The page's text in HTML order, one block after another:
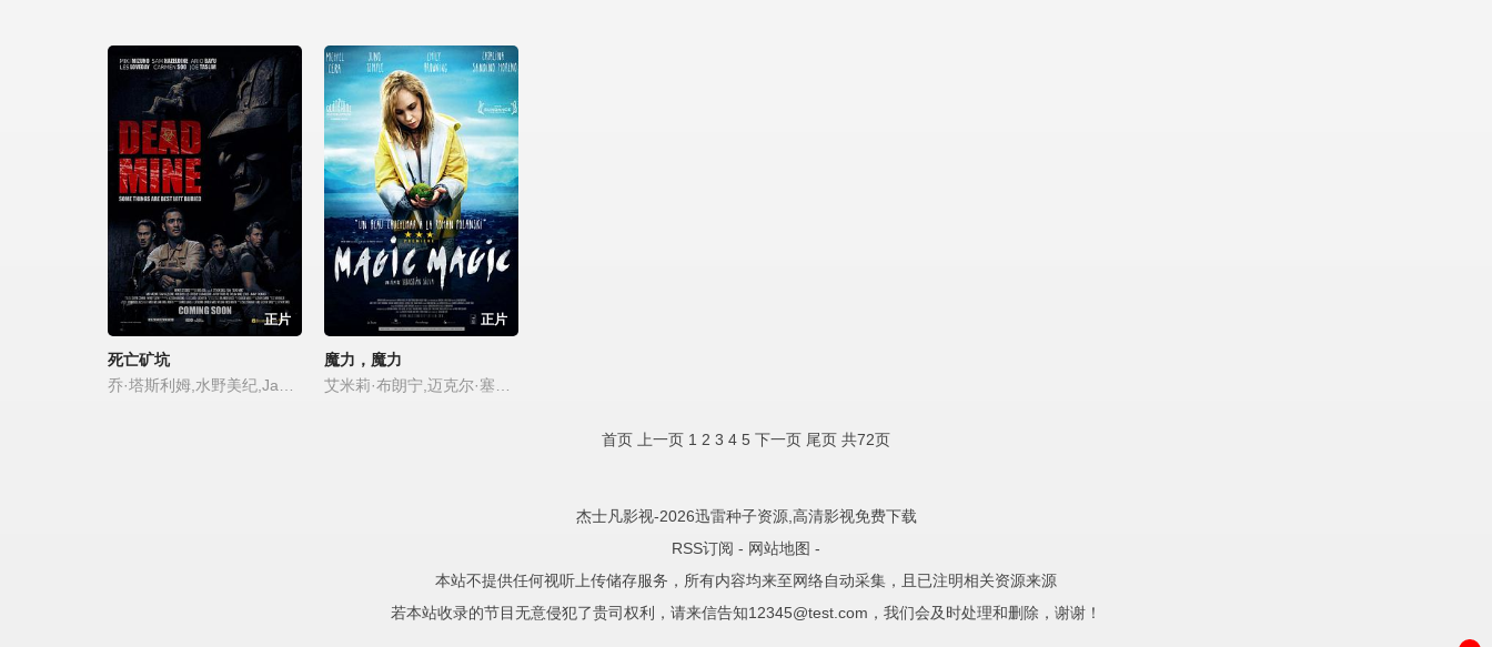
正片
死亡矿坑
正片
魔力，魔力
首页 上一页 1 2 3 4 5 下一页 尾页 共72页
杰士凡影视-2026迅雷种子资源,高清影视免费下载
RSS订阅 - 网站地图 -
本站不提供任何视听上传储存服务，所有内容均来至网络自动采集，且已注明相关资源来源
若本站收录的节目无意侵犯了贵司权利，请来信告知12345@test.com，我们会及时处理和删除，谢谢！